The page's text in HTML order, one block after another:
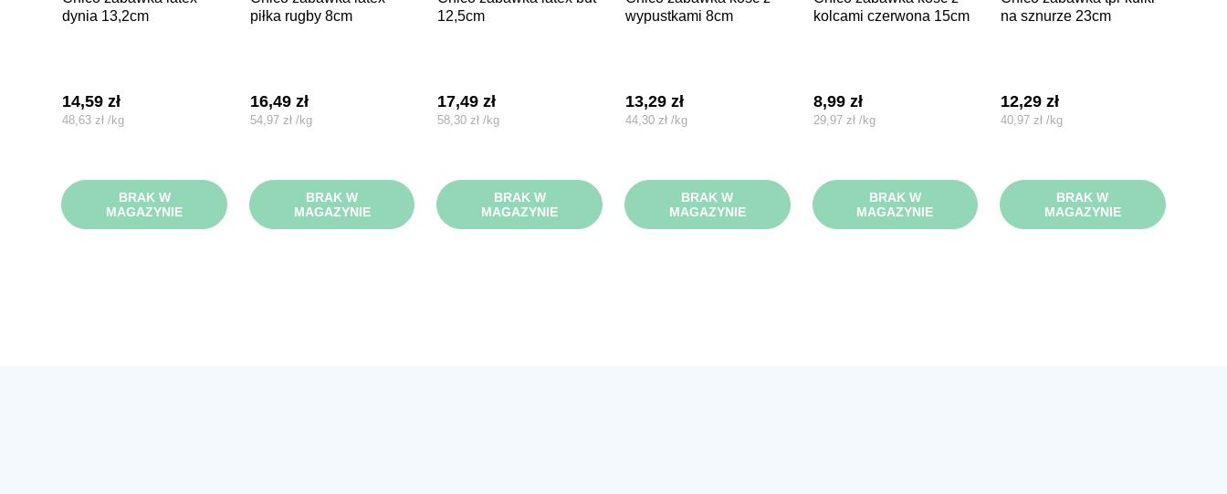
dynia 13,2cm
14,59zł
48,63zł /kg
BRAK W
MAGAZYNIE
piłka rugby 8cm
16,49 zł
54,97 zł /kg
BRAK W
MAGAZYNIE
12,5cm
17,49zł
58,30zł /kg
BRAK W
MAGAZYNIE
wypustkami 8cm
13,29 zł
44,30 zł /kg
BRAK W
MAGAZYNIE
kolcami czerwona 15cm
8,99 zł
29,97 zł /kg
BRAK W
MAGAZYNIE
na sznurze 23cm
12,29zł
40,97zł /kg
BRAK W
MAGAZYNIE